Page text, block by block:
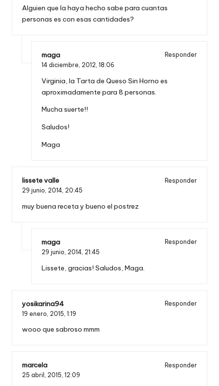
Alguien que la haya hecho sabe para cuantas
personas es con esas cantidades?
maga
Responder
14 diciembre, 2012, 18:06
Virginia, la Tarta de Queso Sin Horno es
aproximadamente para 8 personas.
Mucha suerte!!
Saludos!
Maga
lissete valle
Responder
29 junio, 2014, 20:45
muy buena receta y bueno el postrez
maga
Responder
29 junio, 2014, 21:45
Lissete, gracias! Saludos, Maga.
yosikarina94
Responder
19 enero, 2015, 1:19
wooo que sabroso mmm
marcela
Responder
25 abril, 2015, 12:09